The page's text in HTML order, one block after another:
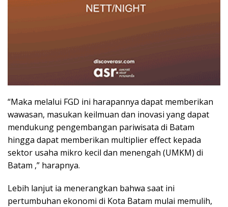
“Maka melalui FGD ini harapannya dapat memberikan
wawasan, masukan keilmuan dan inovasi yang dapat
mendukung pengembangan pariwisata di Batam
hingga dapat memberikan multiplier effect kepada
sektor usaha mikro kecil dan menengah (UMKM) di
Batam ,” harapnya.
Lebih lanjut ia menerangkan bahwa saat ini
pertumbuhan ekonomi di Kota Batam mulai memulih,